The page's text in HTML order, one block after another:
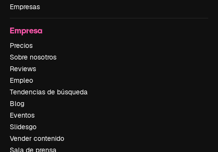
Empresas
Empresa
Precios
Sobre nosotros
Reviews
Empleo
Tendencias de búsqueda
Blog
Eventos
Slidesgo
Vender contenido
Sala de prensa